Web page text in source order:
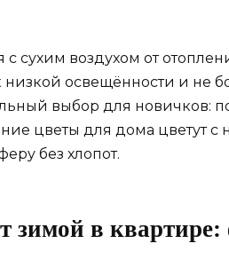
сухим воздухом от
освещённости и не
выбор для новичков:
цветы для дома цветут с
без хлопот.
зимой в квартире: